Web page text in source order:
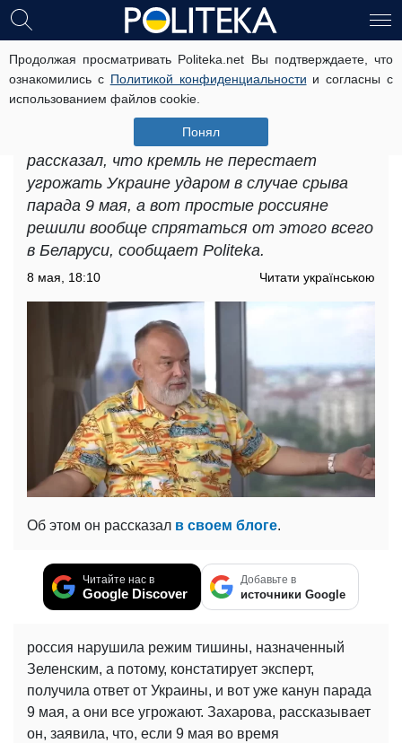
Продолжая просматривать Politeka.net Вы подтверждаете, что
ознакомились с Политикой конфиденциальности и согласны с
использованием файлов cookie.
Понял
«Пора валить в Беларусь»: эксперт
рассказал, куда россияне бегут
прятаться от украинских атак
Политтехнолог Михаил Шейтельман
рассказал, что кремль не перестает
угрожать Украине ударом в случае срыва
парада 9 мая, а вот простые россияне
решили вообще спрятаться от этого всего
в Беларуси, сообщает Politeka.
8 мая, 18:10 Читати українською
Об этом он рассказал в своем блоге.
Читайте нас в
Google Discover
Добавьте в
источники Google
россия нарушила режим тишины, назначенный
Зеленским, а потому, констатирует эксперт,
получила ответ от Украины, и вот уже канун парада
9 мая, а они все угрожают. Захарова, рассказывает
он, заявила, что, если 9 мая во время